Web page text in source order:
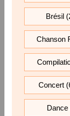
Brésil
Chanson
Concert
Dance